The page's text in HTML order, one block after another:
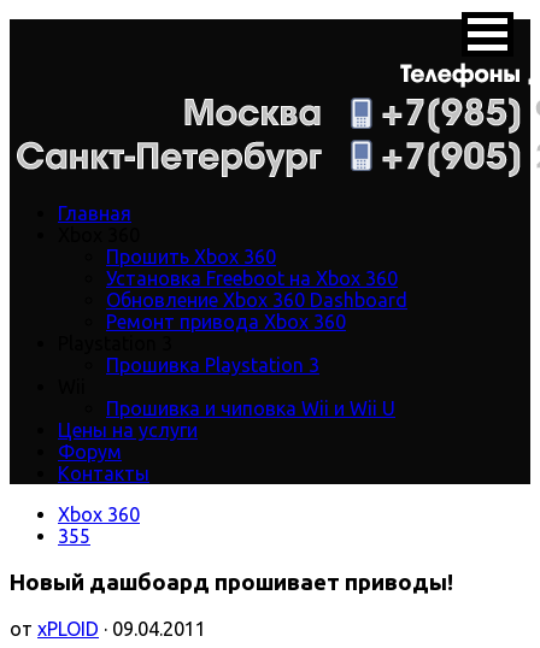
Главная
Прошить Xbox 360
Установка Freeboot на Xbox 360
Обновление Xbox 360 Dashboard
Ремонт привода Xbox 360
Прошивка Playstation 3
Прошивка и чиповка Wii и Wii U
Цены на услуги
Форум
Контакты
Xbox 360
355
Новый дашбоард прошивает приводы!
от xPLOID · 09.04.2011